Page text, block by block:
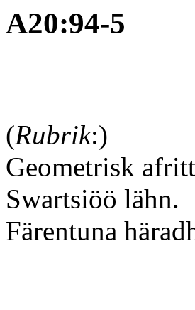
A20:94-5
(Rubrik:)
Geometrisk
Swartsiöö lähn.
Färentuna